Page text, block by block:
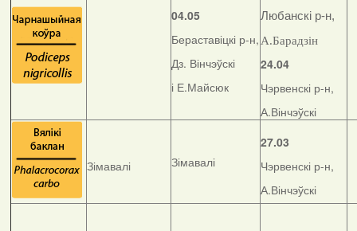
04.05
Бераставіцкі р-н,
Дз. Вінчэўскі
і Е.Майсюк
Любанскі р-н,
А.Барадзін
24.04
Чэрвенскі р-н,
А.Вінчэўскі
Зімавалі Зімавалі
27.03
Чэрвенскі р-н,
А.Вінчэўскі